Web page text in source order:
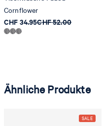
Cornflower
CHF 34.95CHF 52.00
Ähnliche Produkte